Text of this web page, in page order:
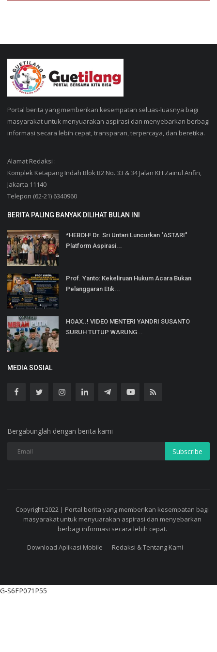
Portal berita yang memberikan kesempatan seluas-luasnya bagi
masyarakat untuk menyuarakan aspirasi dan menyebarkan berbagi
informasi secara lebih cepat, transparan, terpercaya, dan beretika.
Alamat Redaksi :
Komplek Ketapang Indah Blok B2 No. 33 & 34 Jalan KH Zainul Arifin,
Jakarta 11140
Telepon (62-21) 6340960
BERITA PALING BANYAK DILIHAT BULAN INI
*HEBOH! Dr. Sri Untari Luncurkan "ASTARI"
Platform Aspirasi...
Prof. Yanto: Kekeliruan Hukum Acara Bukan
Pelanggaran Etik...
HOAX..! VIDEO MENTERI YANDRI SUSANTO
SURUH TUTUP WARUNG...
MEDIA SOSIAL
Bergabunglah dengan berita kami
Subscribe
Copyright 2022 | Portal berita yang memberikan kesempatan bagi
masyarakat untuk menyuarakan aspirasi dan menyebarkan
berbagi informasi secara lebih cepat.
Download Aplikasi Mobile Redaksi & Tentang Kami
G-S6FP071P55